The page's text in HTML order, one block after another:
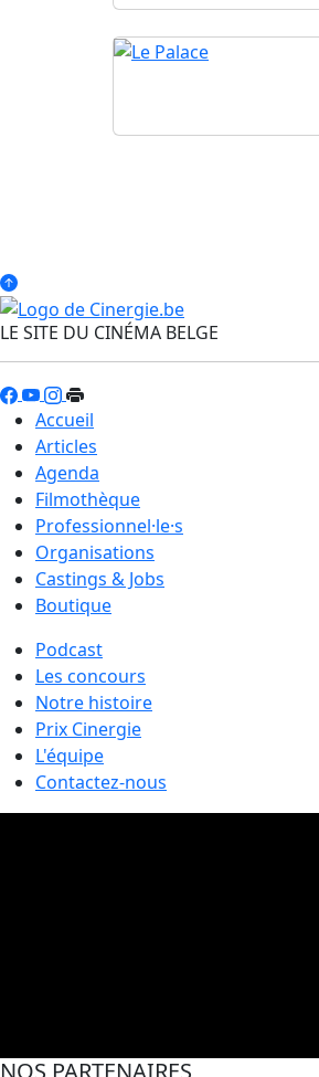
LE SITE DU CINÉMA BELGE
Accueil
Articles
Agenda
Filmothèque
Professionnel·le·s
Organisations
Castings & Jobs
Boutique
Podcast
Les concours
Notre histoire
Prix Cinergie
L'équipe
Contactez-nous